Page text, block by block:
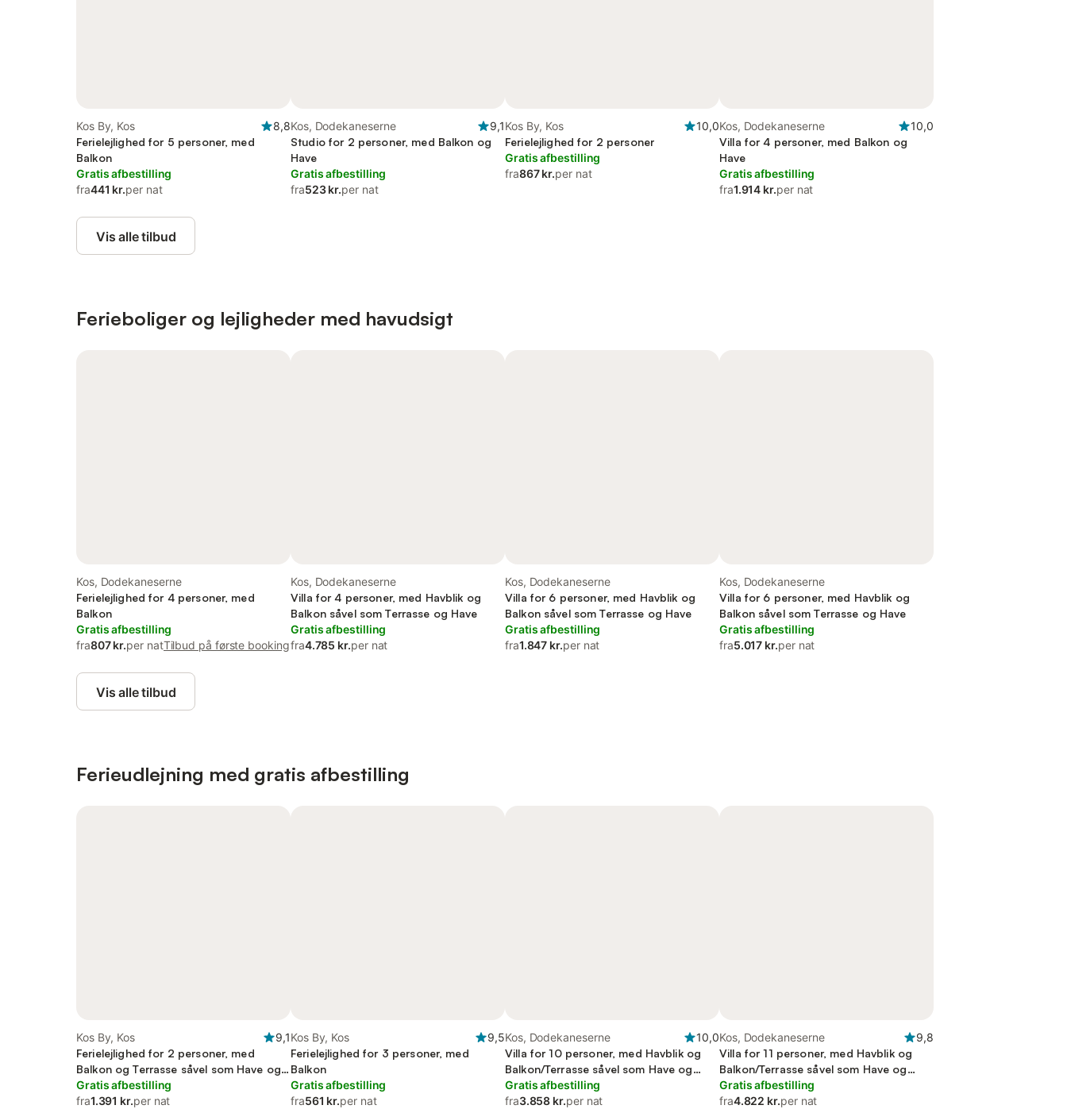
Kos By, Kos
8,8
Ferielejlighed for 5 personer, med
Balkon
Gratis afbestilling
fra441 kr.per nat
Kos, Dodekaneserne
9,1
Studio for 2 personer, med Balkon og
Have
Gratis afbestilling
fra523 kr.per nat
Kos By, Kos
10,0
Ferielejlighed for 2 personer
Gratis afbestilling
fra867 kr.per nat
Kos, Dodekaneserne
10,0
Villa for 4 personer, med Balkon og
Have
Gratis afbestilling
fra1.914 kr.per nat
Vis alle tilbud
Ferieboliger og lejligheder med havudsigt
Kos, Dodekaneserne
Ferielejlighed for 4 personer, med
Balkon
Gratis afbestilling
fra807 kr.per natTilbud på første booking
Kos, Dodekaneserne
Villa for 4 personer, med Havblik og
Balkon såvel som Terrasse og Have
Gratis afbestilling
fra4.785 kr.per nat
Kos, Dodekaneserne
Villa for 6 personer, med Havblik og
Balkon såvel som Terrasse og Have
Gratis afbestilling
fra1.847 kr.per nat
Kos, Dodekaneserne
Villa for 6 personer, med Havblik og
Balkon såvel som Terrasse og Have
Gratis afbestilling
fra5.017 kr.per nat
Vis alle tilbud
Ferieudlejning med gratis afbestilling
Kos By, Kos
9,1
Ferielejlighed for 2 personer, med
Balkon og Terrasse såvel som Have og
Pool
Gratis afbestilling
fra1.391 kr.per nat
Kos By, Kos
9,5
Ferielejlighed for 3 personer, med
Balkon
Gratis afbestilling
fra561 kr.per nat
Kos, Dodekaneserne
10,0
Villa for 10 personer, med Havblik og
Balkon/Terrasse såvel som Have og
Udsigt
Gratis afbestilling
fra3.858 kr.per nat
Kos, Dodekaneserne
9,8
Villa for 11 personer, med Havblik og
Balkon/Terrasse såvel som Have og
Udsigt
Gratis afbestilling
fra4.822 kr.per nat